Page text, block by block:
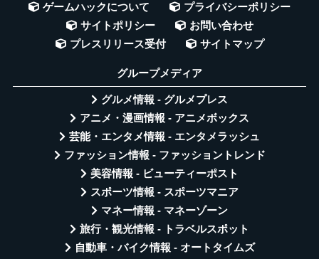
ゲームハックについて
プライバシーポリシー
サイトポリシー
お問い合わせ
プレスリリース受付
サイトマップ
グループメディア
グルメ情報 - グルメプレス
アニメ・漫画情報 - アニメボックス
芸能・エンタメ情報 - エンタメラッシュ
ファッション情報 - ファッショントレンド
美容情報 - ビューティーポスト
スポーツ情報 - スポーツマニア
マネー情報 - マネーゾーン
旅行・観光情報 - トラベルスポット
自動車・バイク情報 - オートタイムズ